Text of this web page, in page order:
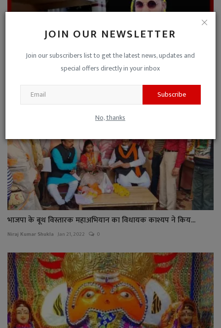
JOIN OUR NEWSLETTER
Join our subscribers list to get the latest news, updates and
special offers directly in your inbox
Subscribe
No, thanks
डॉ. पं. शिवशक्तिलाल शर्मा आयुर्वेद मेडिकल कॉलेज के स्टू...
Jul 3, 2022 0
भाजपा के बूथ विस्तारक महाअभियान का विधायक काश्यप ने किय...
Niraj Kumar Shukla Jan 21, 2022 0